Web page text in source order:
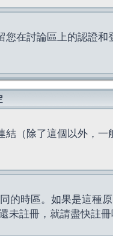
在討論區上的認證
結（除了這個以外，一
時區。如果是這種
未註冊，就請盡快註冊